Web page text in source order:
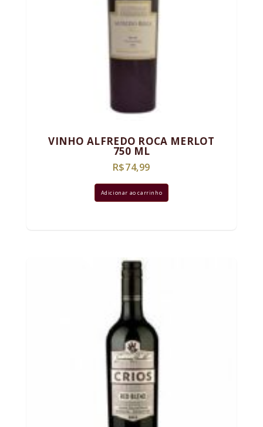
VINHO ALFREDO ROCA MERLOT
750 ML
R$74,99
Adicionar ao carrinho